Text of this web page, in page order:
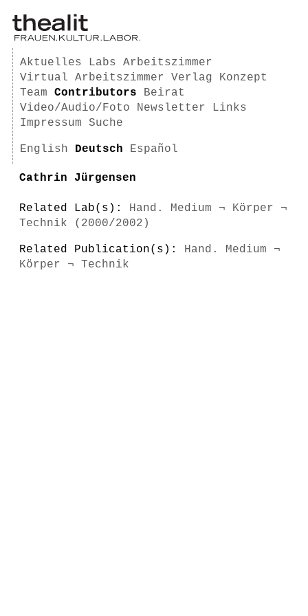
Aktuelles Labs
Arbeitszimmer
Virtual Arbeitszimmer
Verlag
Konzept
Team
Contributors
Beirat
Video/Audio/Foto
Newsletter
Links
Impressum
Suche
English Deutsch Español
Cathrin Jürgensen
Related Lab(s): Hand. Medium ¬ Körper ¬
Technik (2000/2002)
Related Publication(s): Hand. Medium ¬
Körper ¬ Technik